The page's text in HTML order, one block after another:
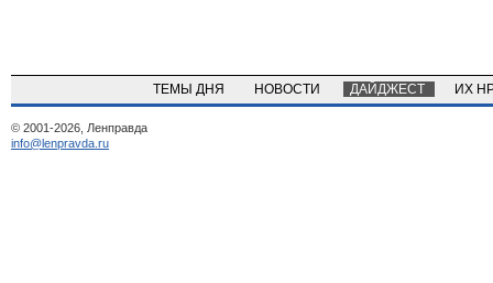
ТЕМЫ ДНЯ НОВОСТИ ДАЙДЖЕСТ ИХ
© 2001-2026, Ленправда
info@lenpravda.ru